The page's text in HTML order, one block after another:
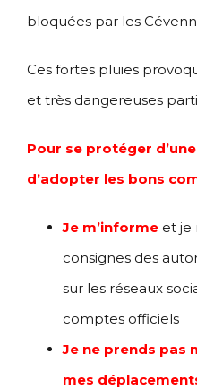
bloquées par les
Ces fortes pluies
et très dangereuses
Pour se protéger
d’adopter les bons
Je m’informe et je
consignes des
sur les réseaux
comptes officiels
Je ne prends pas
mes